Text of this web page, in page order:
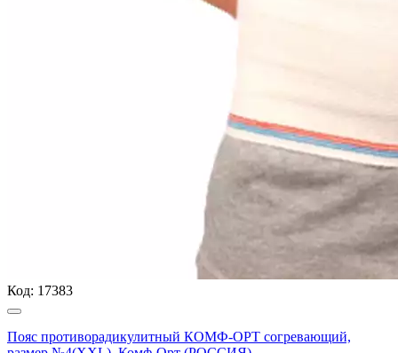
Код: 17383
Пояс противорадикулитный КОМФ-ОРТ согревающий,